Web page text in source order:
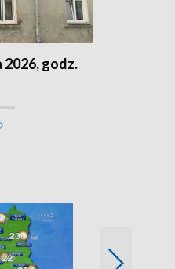
2026, godz.